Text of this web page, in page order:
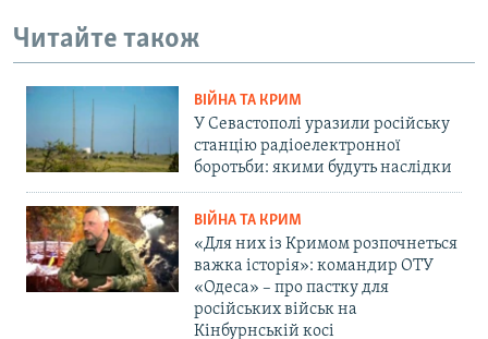
Читайте також
ВІЙНА ТА КРИМ
У Севастополі уразили російську
станцію радіоелектронної
боротьби: якими будуть наслідки
ВІЙНА ТА КРИМ
«Для них із Кримом розпочнеться
важка історія»: командир ОТУ
«Одеса» – про пастку для
російських військ на
Кінбурнській косі